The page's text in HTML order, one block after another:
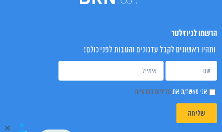
הרשמו לניוזלטר
ותהיו ראשונים לקבל עדכונים והטבות לפני כולם!
אני מאשר/ת את מדיניות הפרטיות
שליחה